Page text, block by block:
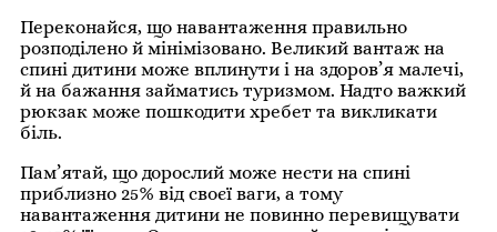
Переконайся, що навантаження правильно
розподілено й мінімізовано. Великий вантаж на
спині дитини може вплинути і на здоров’я малечі,
й на бажання займатись туризмом. Надто важкий
рюкзак може пошкодити хребет та викликати
біль.
Пам’ятай, що дорослий може нести на спині
приблизно 25% від своєї ваги, а тому
навантаження дитини не повинно перевищувати